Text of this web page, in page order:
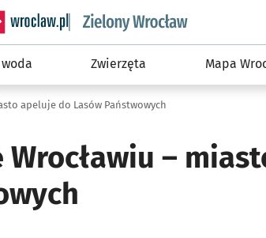
informacyjny wroclaw.pl podserwis:
Zwierzęta Mapa
apeluje do Lasów Państwowych
Wrocławiu –